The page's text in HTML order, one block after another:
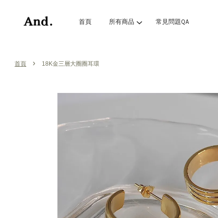
首頁 所有商品 常見問題QA
首頁 › 18K金三層大圈圈耳環